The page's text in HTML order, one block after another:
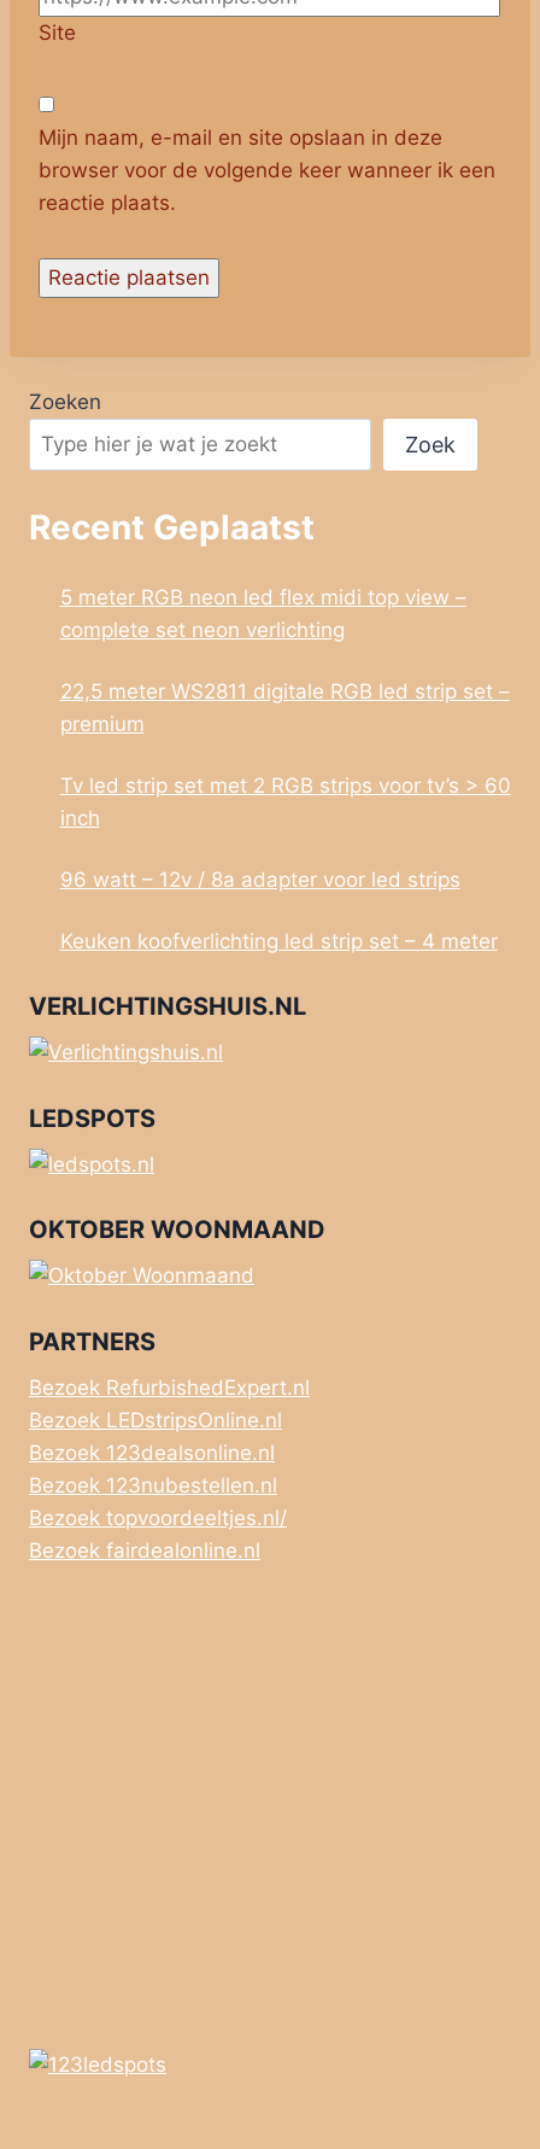
Site
Mijn naam, e-mail en site opslaan in deze
browser voor de volgende keer wanneer ik een
reactie plaats.
Zoeken
Zoek
Recent Geplaatst
5 meter RGB neon led flex midi top view –
complete set neon verlichting
22,5 meter WS2811 digitale RGB led strip set –
premium
Tv led strip set met 2 RGB strips voor tv’s > 60
inch
96 watt – 12v / 8a adapter voor led strips
Keuken koofverlichting led strip set – 4 meter
VERLICHTINGSHUIS.NL
LEDSPOTS
OKTOBER WOONMAAND
PARTNERS
Bezoek RefurbishedExpert.nl
Bezoek LEDstripsOnline.nl
Bezoek 123dealsonline.nl
Bezoek 123nubestellen.nl
Bezoek topvoordeeltjes.nl/
Bezoek fairdealonline.nl